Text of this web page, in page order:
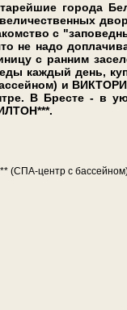
го­ро­да
с
не на­до
с ран­ним
каж­дый день,
и
В Бресте - в
(СПА-центр с